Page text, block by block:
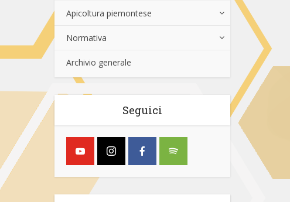
Apicoltura piemontese
Normativa
Archivio generale
Seguici